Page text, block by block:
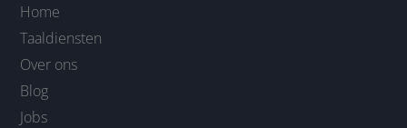
Home
Taaldiensten
Over ons
Blog
Jobs